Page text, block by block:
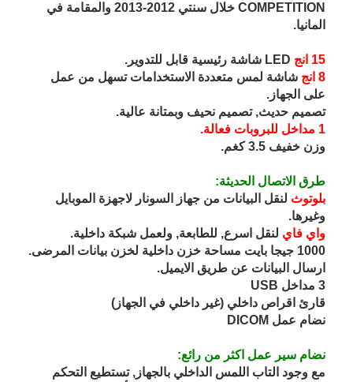
COMPETITION خلال سنتي 2012-2013 والمقامة في
المانيا.
15 انج
8 انج
شاشة لمس متعددة الاستخدامات تسهل من عمل
على الجهاز.
تصميم حديث, تصميم نحيف وبمتانة عالية.
1 مداخل للبروبات فعالة.
وزن خفيف 3.5 كغم.
طرق الاتصال الحديثة:
بلوتوث لنقل البيانات من جهاز السونار لاجهزة الموبايل
وغيرها.
واي فاي لنقل اسرع, للطابعة, ولعمل شبكة داخلية.
1000 جيجا بايت مساحة خزن داخلية لخزن بيانات المرضى.
ارسال البيانات عن طريق الايميل.
3 مداخل USB
قارئ اقراص داخلي (غير داخلي في الجهاز)
نضام عمل DICOM
نضام سير عمل اكثر من رائع:
مع وجود التاب اللمس الداخلي بالجهاز, تستطيع التحكم